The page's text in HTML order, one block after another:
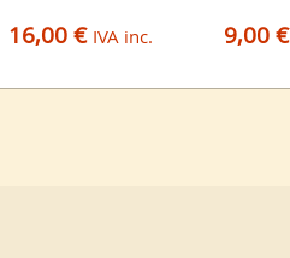
16,00 € IVA inc. 9,00 €